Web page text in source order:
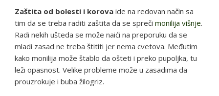
Zaštita od bolesti i korova ide na redovan način sa
tim da se treba raditi zaštita da se spreči monilija višnje.
Radi nekih ušteda se može naići na preporuku da se
mladi zasad ne treba štititi jer nema cvetova. Međutim
kako monilija može štablo da ošteti i preko pupoljka, tu
leži opasnost. Velike probleme može u zasadima da
prouzrokuje i buba žilogriz.